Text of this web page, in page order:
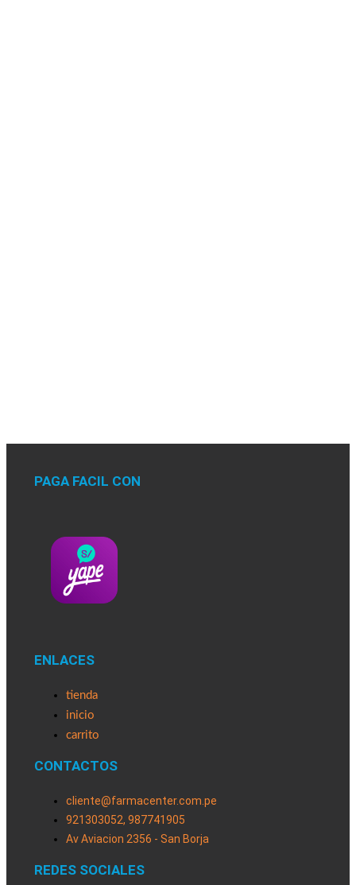
PAGA FACIL CON
ENLACES
tienda
inicio
carrito
CONTACTOS
cliente@farmacenter.com.pe
921303052, 987741905
Av Aviacion 2356 - San Borja
REDES SOCIALES